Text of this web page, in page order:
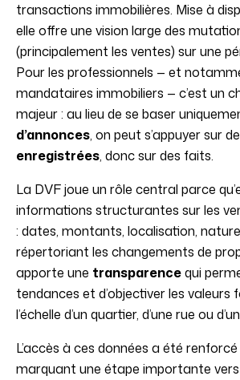
transactions immobilières. Mise à
elle offre une vision large des
(principalement les ventes) sur une
Pour les professionnels — et
mandataires immobiliers — c’est un
majeur : au lieu de se baser
d’annonces, on peut s’appuyer sur
enregistrées, donc sur des faits.
La DVF joue un rôle central parce
informations structurantes sur les
: dates, montants, localisation,
répertoriant les changements de
apporte une transparencequi
tendances et d’objectiver les valeurs
l’échelle d’un quartier, d’une rue ou
L’accès à ces données a été
marquant une étape importante